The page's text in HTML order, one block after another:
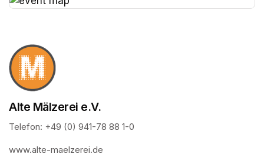
Alte Mälzerei e.V.
Telefon: +49 (0) 941-78 88 1-0
www.alte-maelzerei.de